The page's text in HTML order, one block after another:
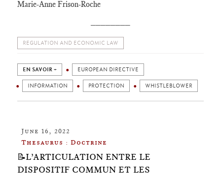
Marie-Anne Frison-Roche
REGULATION AND ECONOMIC LAW
EN SAVOIR + EUROPEAN DIRECTIVE
INFORMATION PROTECTION WHISTLEBLOWER
June 16, 2022
Thesaurus : Doctrine
📝L’ARTICULATION ENTRE LE
DISPOSITIF COMMUN ET LES